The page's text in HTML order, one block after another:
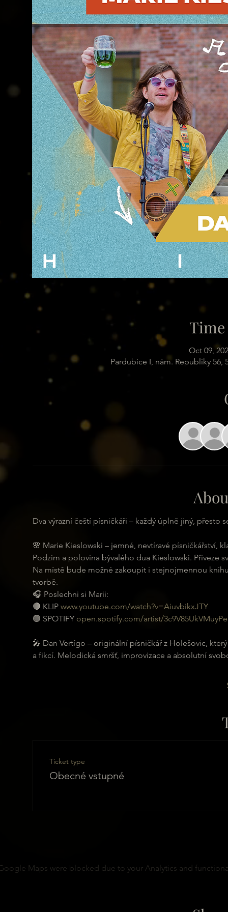
Oct 09,
Pardubice I, nám. Republiky 56,
Dva výrazní čeští písničkáři – každý úplně jiný, přesto
🌸 Marie Kieslowski – jemné, nevtíravé písničkářství,
Podzim a polovina bývalého dua Kieslowski. Přiveze
Na místě bude možné zakoupit i stejnojmennou
tvorbě.
🎧 Poslechni si Marii:
🔴 KLIP www.youtube.com/watch?v=AiuvbikxJTY
🟢 SPOTIFY open.spotify.com/artist/
🎤 Dan Vertígo – originální písničkář z Holešovic,
a fikcí. Melodická smršť, improvizace a absolutní
Ticket type
Obecné vstupné
Maps were blocked due to your Analytics and